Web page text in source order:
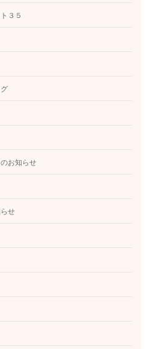
３５
お知らせ
せ